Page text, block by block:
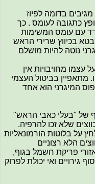
בדומה לפיוז
כתגובה לעומס . כך
עם עומס המשימות
בכיווץ שרירי הראש
נוטה להיות מושלם
עצמו מחויבויות אין
מתאפיין בביטול העצמי
המיגרני הוא אחד
של "בעלי כאבי הראש"
שלא זכו להרפיה.
על בלוטות הורמונאליות
הלא רצוניים
פריקת חשמל בגוף,
גירויים ואי יכולת לפרוק